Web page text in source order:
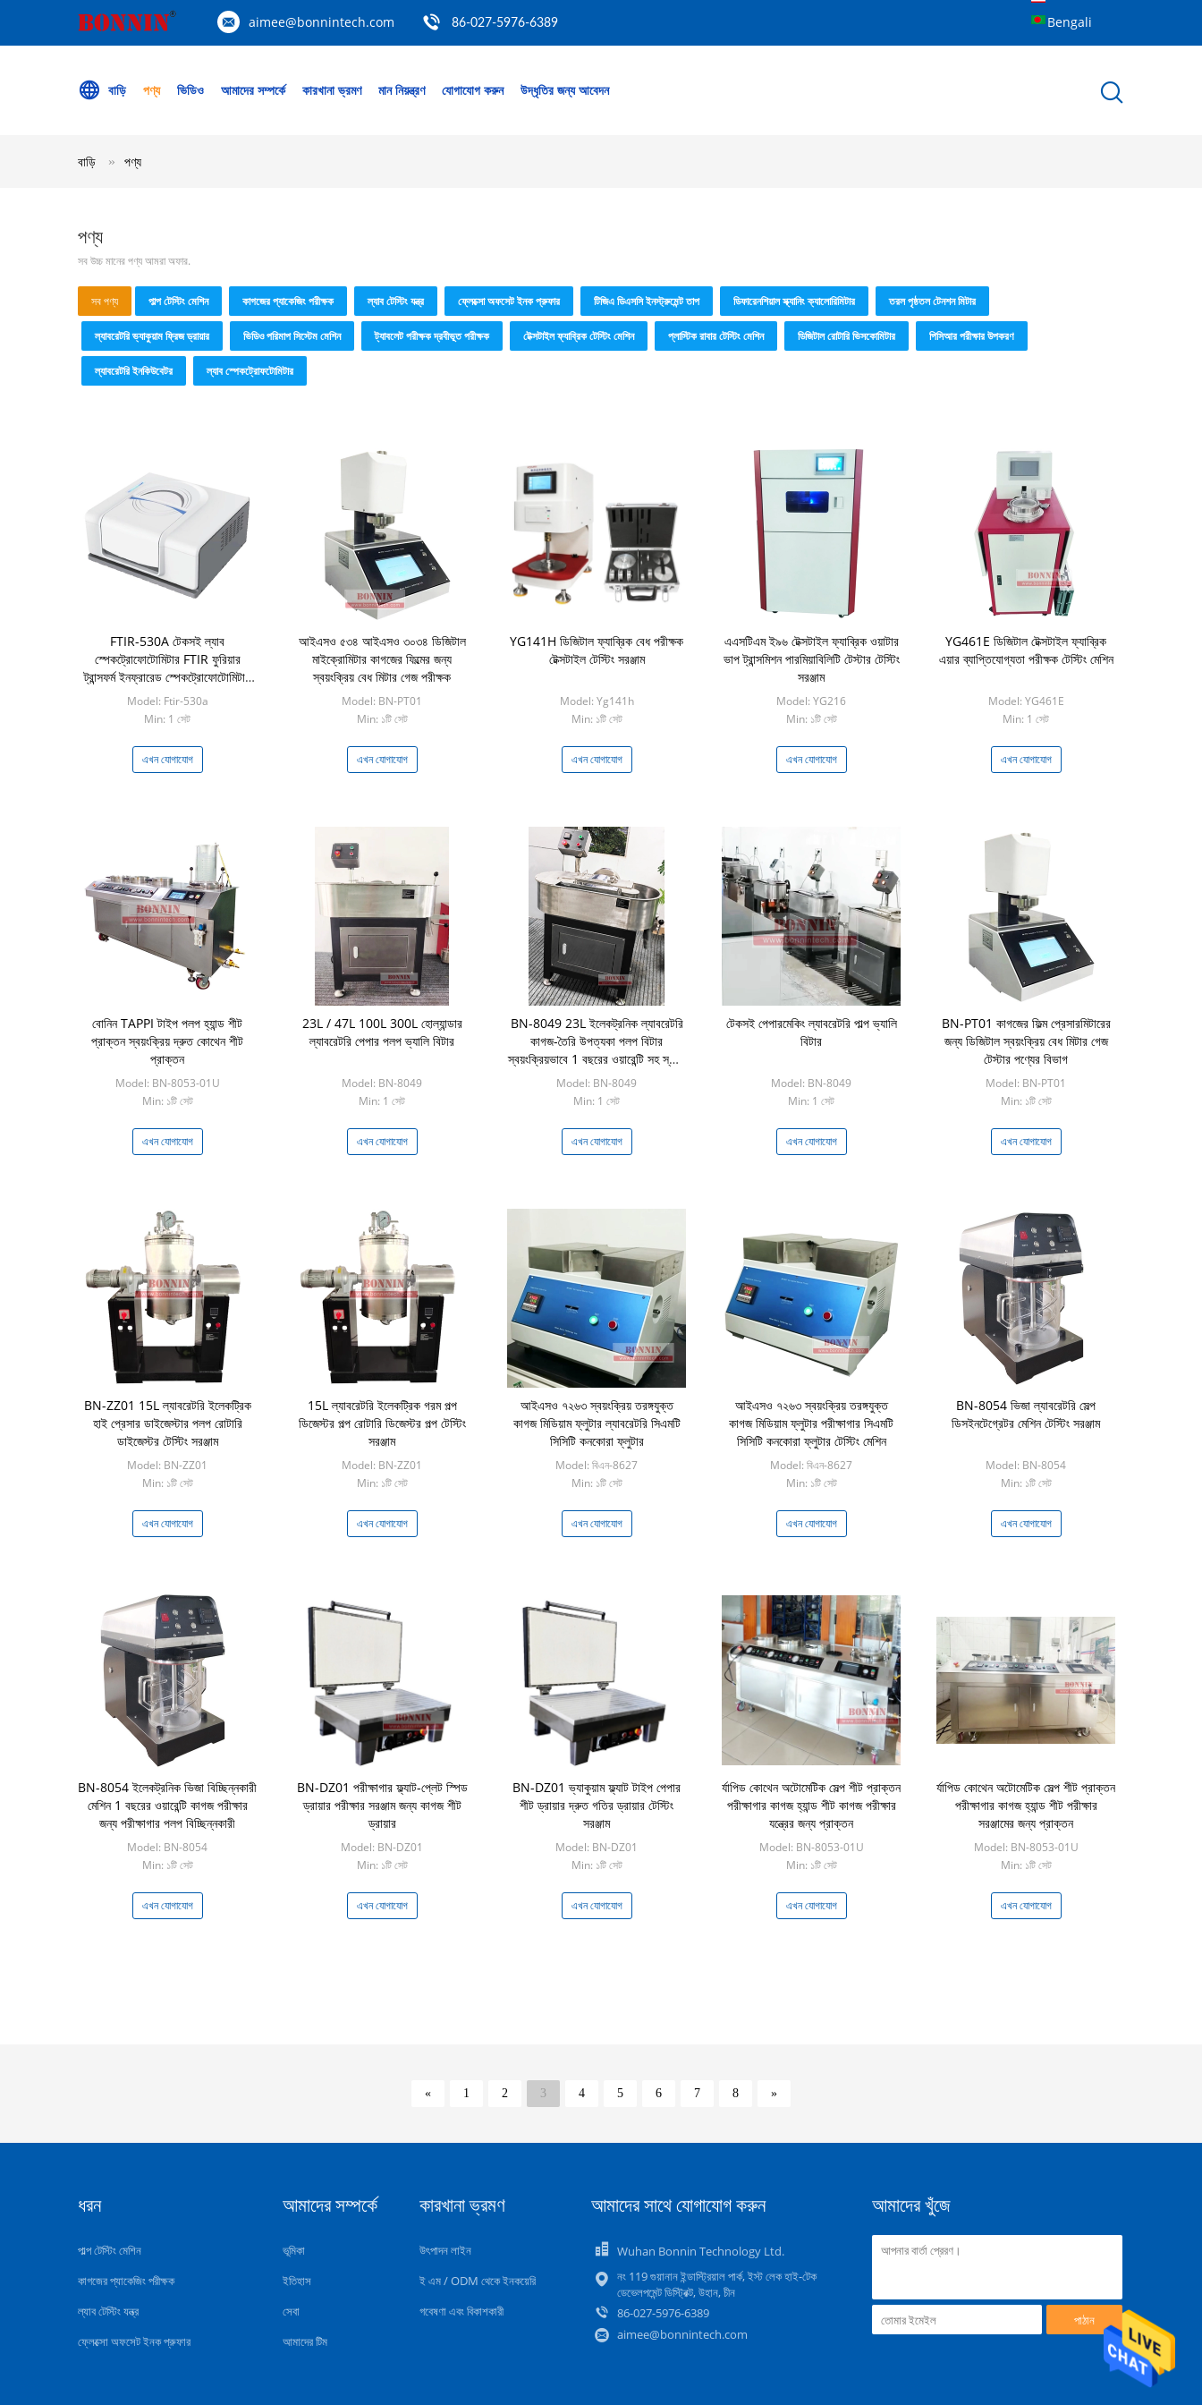
aimee@bonnintech.com 86-027-5976-6389 Bengali
বাড়ি পণ্য ভিডিও আমাদের সম্পর্কে কারখানা ভ্রমণ মান নিয়ন্ত্রণ যোগাযোগ করুন উদ্ধৃতির জন্য আবেদন
বাড়ি পণ্য
পণ্য
সব উচ্চ মানের পণ্য আমরা অফার.
সব পণ্য পাল্প টেস্টিং মেশিন কাগজের প্যাকেজিং পরীক্ষক ল্যাব টেস্টিং যন্ত্র ফ্লেক্সো অফসেট ইনক প্রুফার টিজিএ ডিএসসি ইনস্ট্রুমেন্ট তাপ ডিফারেনশিয়াল স্ক্যানিং ক্যালোরিমিটার তরল পৃষ্ঠতল টেনশন মিটার
ল্যাবরেটরি ভ্যাকুয়াম ফ্রিজ ড্রায়ার ভিডিও পরিমাপ সিস্টেম মেশিন ট্যাবলেট পরীক্ষক দ্রবীভূত পরীক্ষক টেক্সটাইল ফ্যাব্রিক টেস্টিং মেশিন প্লাস্টিক রাবার টেস্টিং মেশিন ডিজিটাল রোটারি ভিসকোমিটার পিসিআর পরীক্ষার উপকরণ
ল্যাবরেটরি ইনকিউবেটর ল্যাব স্পেকট্রোফটোমিটার
FTIR-530A টেকসই ল্যাব
স্পেকট্রোফোটোমিটার FTIR ফুরিয়ার
ট্রান্সফর্ম ইনফ্রারেড স্পেকট্রোফোটোমিটার
OEM
Model: Ftir-530a
Min: 1 সেট
এখন যোগাযোগ
আইএসও ৫৩৪ আইএসও ৩০৩৪ ডিজিটাল
মাইক্রোমিটার কাগজের ফিল্মের জন্য
স্বয়ংক্রিয় বেধ মিটার গেজ পরীক্ষক
Model: BN-PT01
Min: ১টি সেট
এখন যোগাযোগ
YG141H ডিজিটাল ফ্যাব্রিক বেধ পরীক্ষক
টেক্সটাইল টেস্টিং সরঞ্জাম
Model: Yg141h
Min: ১টি সেট
এখন যোগাযোগ
এএসটিএম ই৯৬ টেক্সটাইল ফ্যাব্রিক ওয়াটার
ভাপ ট্রান্সমিশন পারমিয়াবিলিটি টেস্টার টেস্টিং
সরঞ্জাম
Model: YG216
Min: ১টি সেট
এখন যোগাযোগ
YG461E ডিজিটাল টেক্সটাইল ফ্যাব্রিক
এয়ার ব্যাপ্তিযোগ্যতা পরীক্ষক টেস্টিং মেশিন
Model: YG461E
Min: 1 সেট
এখন যোগাযোগ
বোনিন TAPPI টাইপ পলপ হ্যান্ড শীট
প্রাক্তন স্বয়ংক্রিয় দ্রুত কোথেন শীট
প্রাক্তন
Model: BN-8053-01U
Min: ১টি সেট
এখন যোগাযোগ
23L / 47L 100L 300L হোল্যান্ডার
ল্যাবরেটরি পেপার পলপ ভ্যালি বিটার
Model: BN-8049
Min: 1 সেট
এখন যোগাযোগ
BN-8049 23L ইলেকট্রনিক ল্যাবরেটরি
কাগজ-তৈরি উপত্যকা পলপ বিটার
স্বয়ংক্রিয়ভাবে 1 বছরের ওয়ারেন্টি সহ স্লারি
ব্যবহার
Model: BN-8049
Min: 1 সেট
এখন যোগাযোগ
টেকসই পেপারমেকিং ল্যাবরেটরি পাল্প ভ্যালি
বিটার
Model: BN-8049
Min: 1 সেট
এখন যোগাযোগ
BN-PT01 কাগজের ফিল্ম প্রেসারমিটারের
জন্য ডিজিটাল স্বয়ংক্রিয় বেধ মিটার গেজ
টেস্টার পণ্যের বিভাগ
Model: BN-PT01
Min: ১টি সেট
এখন যোগাযোগ
BN-ZZ01 15L ল্যাবরেটরি ইলেকট্রিক
হাই প্রেসার ডাইজেস্টার পলপ রোটারি
ডাইজেস্টর টেস্টিং সরঞ্জাম
Model: BN-ZZ01
Min: ১টি সেট
এখন যোগাযোগ
15L ল্যাবরেটরি ইলেকট্রিক গরম পল্প
ডিজেস্টর পল্প রোটারি ডিজেস্টর পল্প টেস্টিং
সরঞ্জাম
Model: BN-ZZ01
Min: ১টি সেট
এখন যোগাযোগ
আইএসও ৭২৬৩ স্বয়ংক্রিয় তরঙ্গযুক্ত
কাগজ মিডিয়াম ফ্লুটার ল্যাবরেটরি সিএমটি
সিসিটি কনকোরা ফ্লুটার
Model: বিএন-8627
Min: ১টি সেট
এখন যোগাযোগ
আইএসও ৭২৬৩ স্বয়ংক্রিয় তরঙ্গযুক্ত
কাগজ মিডিয়াম ফ্লুটার পরীক্ষাগার সিএমটি
সিসিটি কনকোরা ফ্লুটার টেস্টিং মেশিন
Model: বিএন-8627
Min: ১টি সেট
এখন যোগাযোগ
BN-8054 ভিজা ল্যাবরেটরি সেল্প
ডিসইনটেগ্রেটর মেশিন টেস্টিং সরঞ্জাম
Model: BN-8054
Min: ১টি সেট
এখন যোগাযোগ
BN-8054 ইলেকট্রনিক ভিজা বিচ্ছিন্নকারী
মেশিন 1 বছরের ওয়ারেন্টি কাগজ পরীক্ষার
জন্য পরীক্ষাগার পলপ বিচ্ছিন্নকারী
Model: BN-8054
Min: ১টি সেট
এখন যোগাযোগ
BN-DZ01 পরীক্ষাগার ফ্ল্যাট-প্লেট স্পিড
ড্রায়ার পরীক্ষার সরঞ্জাম জন্য কাগজ শীট
ড্রায়ার
Model: BN-DZ01
Min: ১টি সেট
এখন যোগাযোগ
BN-DZ01 ভ্যাকুয়াম ফ্ল্যাট টাইপ পেপার
শীট ড্রায়ার দ্রুত গতির ড্রায়ার টেস্টিং
সরঞ্জাম
Model: BN-DZ01
Min: ১টি সেট
এখন যোগাযোগ
র্যাপিড কোথেন অটোমেটিক সেল্প শীট প্রাক্তন
পরীক্ষাগার কাগজ হ্যান্ড শীট কাগজ পরীক্ষার
যন্ত্রের জন্য প্রাক্তন
Model: BN-8053-01U
Min: ১টি সেট
এখন যোগাযোগ
র্যাপিড কোথেন অটোমেটিক সেল্প শীট প্রাক্তন
পরীক্ষাগার কাগজ হ্যান্ড শীট পরীক্ষার
সরঞ্জামের জন্য প্রাক্তন
Model: BN-8053-01U
Min: ১টি সেট
এখন যোগাযোগ
« 1 2 3 4 5 6 7 8 »
ধরন
পাল্প টেস্টিং মেশিন
কাগজের প্যাকেজিং পরীক্ষক
ল্যাব টেস্টিং যন্ত্র
ফ্লেক্সো অফসেট ইনক প্রুফার
আমাদের সম্পর্কে
ভূমিকা
ইতিহাস
সেবা
আমাদের টিম
কারখানা ভ্রমণ
উৎপাদন লাইন
ই এম / ODM থেকে ইনকয়েরি
গবেষণা এবং বিকাশকারী
আমাদের সাথে যোগাযোগ করুন
Wuhan Bonnin Technology Ltd.
নং 119 গুয়ানান ইন্ডাস্ট্রিয়াল পার্ক, ইস্ট লেক হাই-টেক
ডেভেলপমেন্ট ডিস্ট্রিক্ট, উহান, চীন
86-027-5976-6389
aimee@bonnintech.com
আমাদের খুঁজে
পাঠান